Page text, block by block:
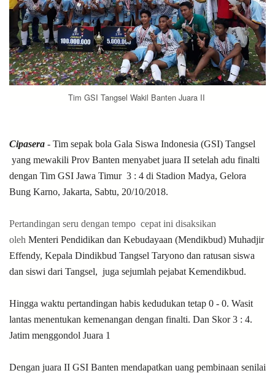
Tim GSI Tangsel Wakil Banten Juara II
Cipasera - Tim sepak bola Gala Siswa Indonesia (GSI) Tangsel
yang mewakili Prov Banten menyabet juara II setelah adu finalti
dengan Tim GSI Jawa Timur 3 : 4 di Stadion Madya, Gelora
Bung Karno, Jakarta, Sabtu, 20/10/2018.
Pertandingan seru dengan tempo cepat ini disaksikan
oleh Menteri Pendidikan dan Kebudayaan (Mendikbud) Muhadjir
Effendy, Kepala Dindikbud Tangsel Taryono dan ratusan siswa
dan siswi dari Tangsel, juga sejumlah pejabat Kemendikbud.
Hingga waktu pertandingan habis kedudukan tetap 0 - 0. Wasit
lantas menentukan kemenangan dengan finalti. Dan Skor 3 : 4.
Jatim menggondol Juara 1
Dengan juara II GSI Banten mendapatkan uang pembinaan senilai